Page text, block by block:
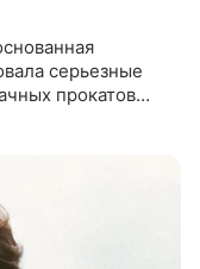
серьезные
прокатов